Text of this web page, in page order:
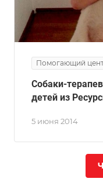
Помогающий
5 июня 2014
Собаки-
детей из